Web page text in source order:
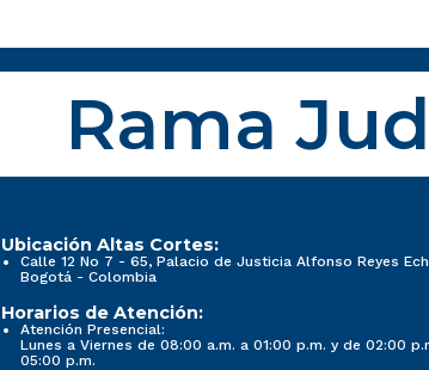
Rama
Ubicación Altas Cortes:
Calle 12 No 7 - 65, Palacio de Justicia Alfonso Reyes
Bogotá - Colombia
Horarios de Atención:
Atención Presencial:
Lunes a Viernes de 08:00 a.m. a 01:00 p.m. y de 02:00
05:00 p.m.